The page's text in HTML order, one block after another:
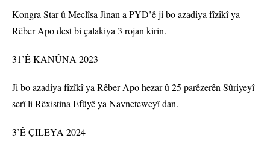
Kongra Star û Meclîsa Jinan a PYD’ê ji bo azadiya fîzîkî ya
Rêber Apo dest bi çalakiya 3 rojan kirin.
31’Ê KANÛNA 2023
Ji bo azadiya fîzîkî ya Rêber Apo hezar û 25 parêzerên Sûriyeyî
serî li Rêxistina Efûyê ya Navneteweyî dan.
3’Ê ÇILEYA 2024